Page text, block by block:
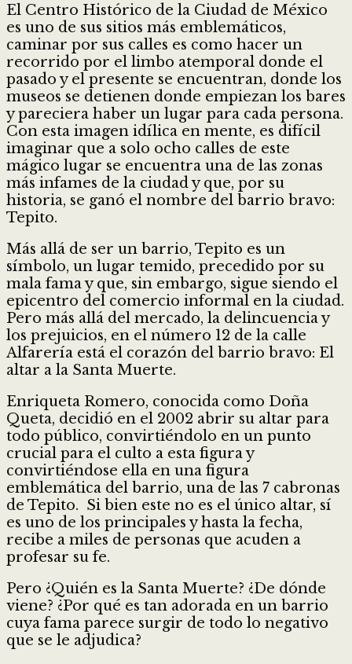
El Centro Histórico de la Ciudad de México
es uno de sus sitios más emblemáticos,
caminar por sus calles es como hacer un
recorrido por el limbo atemporal donde el
pasado y el presente se encuentran, donde los
museos se detienen donde empiezan los bares
y pareciera haber un lugar para cada persona.
Con esta imagen idílica en mente, es difícil
imaginar que a solo ocho calles de este
mágico lugar se encuentra una de las zonas
más infames de la ciudad y que, por su
historia, se ganó el nombre del barrio bravo:
Tepito.
Más allá de ser un barrio, Tepito es un
símbolo, un lugar temido, precedido por su
mala fama y que, sin embargo, sigue siendo el
epicentro del comercio informal en la ciudad.
Pero más allá del mercado, la delincuencia y
los prejuicios, en el número 12 de la calle
Alfarería está el corazón del barrio bravo: El
altar a la Santa Muerte.
Enriqueta Romero, conocida como Doña
Queta, decidió en el 2002 abrir su altar para
todo público, convirtiéndolo en un punto
crucial para el culto a esta figura y
convirtiéndose ella en una figura
emblemática del barrio, una de las 7 cabronas
de Tepito. Si bien este no es el único altar, sí
es uno de los principales y hasta la fecha,
recibe a miles de personas que acuden a
profesar su fe.
Pero ¿Quién es la Santa Muerte? ¿De dónde
viene? ¿Por qué es tan adorada en un barrio
cuya fama parece surgir de todo lo negativo
que se le adjudica?